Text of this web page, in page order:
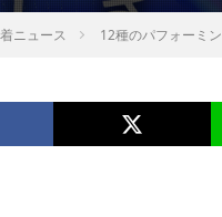
ニュース 12種のパフォーミ